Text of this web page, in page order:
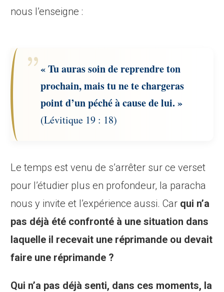
nous l’enseigne :
« Tu auras soin de reprendre ton
prochain, mais tu ne te chargeras
point d’un péché à cause de lui. »
(Lévitique 19 : 18)
Le temps est venu de s’arrêter sur ce verset
pour l’étudier plus en profondeur, la paracha
nous y invite et l’expérience aussi. Car qui n’a
pas déjà été confronté à une situation dans
laquelle il recevait une réprimande ou devait
faire une réprimande ?
Qui n’a pas déjà senti, dans ces moments, la